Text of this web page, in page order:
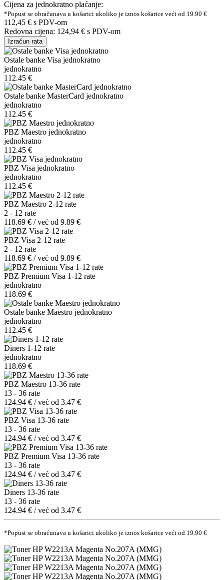
Cijena za jednokratno plaćanje:
*Popust se obračunava u košarici ukoliko je iznos košarice veći od 19.90 €
112,45 € s PDV-om
Redovna cijena: 124,94 € s PDV-om
Izračun rata
Ostale banke Visa jednokratno
jednokratno
112.45 €
Ostale banke MasterCard jednokratno
jednokratno
112.45 €
PBZ Maestro jednokratno
jednokratno
112.45 €
PBZ Visa jednokratno
jednokratno
112.45 €
PBZ Maestro 2-12 rate
2 - 12 rate
118.69 € / već od 9.89 €
PBZ Visa 2-12 rate
2 - 12 rate
118.69 € / već od 9.89 €
PBZ Premium Visa 1-12 rate
jednokratno
118.69 €
Ostale banke Maestro jednokratno
jednokratno
112.45 €
Diners 1-12 rate
jednokratno
118.69 €
PBZ Maestro 13-36 rate
13 - 36 rate
124.94 € / već od 3.47 €
PBZ Visa 13-36 rate
13 - 36 rate
124.94 € / već od 3.47 €
PBZ Premium Visa 13-36 rate
13 - 36 rate
124.94 € / već od 3.47 €
Diners 13-36 rate
13 - 36 rate
124.94 € / već od 3.47 €
*Popust se obraćunava u košarici ukoliko je iznos košarice veći od 19.90 €